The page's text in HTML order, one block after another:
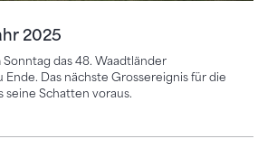
2025
Sonntag das 48. Waadtländer
Ende. Das nächste Grossereignis für die
seine Schatten voraus.